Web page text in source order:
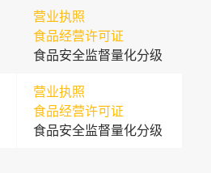
营业执照
食品经营许可证
食品安全监督量化分级
营业执照
食品经营许可证
食品安全监督量化分级